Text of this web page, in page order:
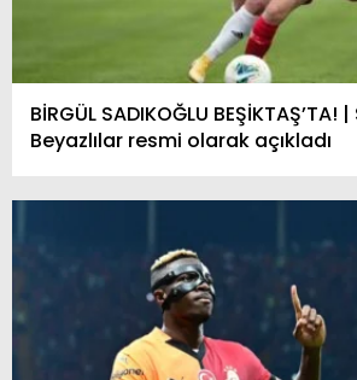
BİRGÜL SADIKOĞLU BEŞİKTAŞ’TA!
Beyazlılar resmi olarak açıkladı